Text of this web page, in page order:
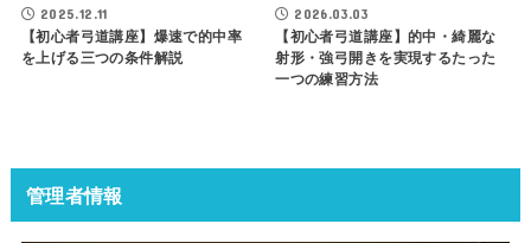
2025.12.11
【初心者弓道講座】爆速で的中率
を上げる三つの条件解説
2026.03.03
【初心者弓道講座】的中・綺麗な
射形・強弓開きを実現するたった
一つの練習方法
管理者情報